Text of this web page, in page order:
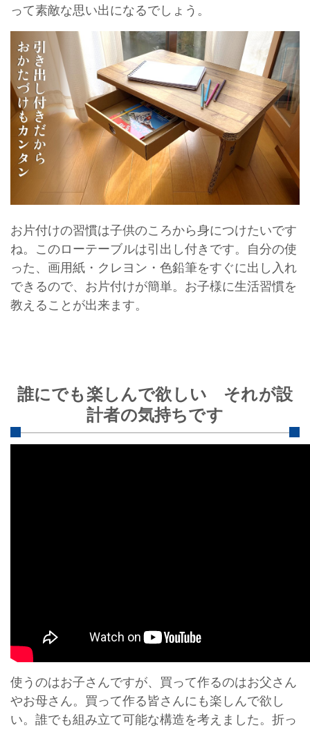
って素敵な思い出になるでしょう。
お片付けの習慣は子供のころから身につけたいです
ね。このローテーブルは引出し付きです。自分の使
った、画用紙・クレヨン・色鉛筆をすぐに出し入れ
できるので、お片付けが簡単。お子様に生活習慣を
教えることが出来ます。
誰にでも楽しんで欲しい それが設
計者の気持ちです
使うのはお子さんですが、買って作るのはお父さん
やお母さん。買って作る皆さんにも楽しんで欲し
い。誰でも組み立て可能な構造を考えました。折っ